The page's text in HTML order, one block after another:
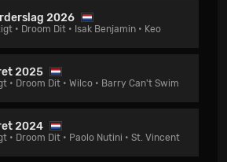
2026
• Droom Dit • Isak Benjamin • Keo
2025
• Droom Dit • Wilco • Barry Can't Swim
2024
• Droom Dit • Paolo Nutini • St. Vincent